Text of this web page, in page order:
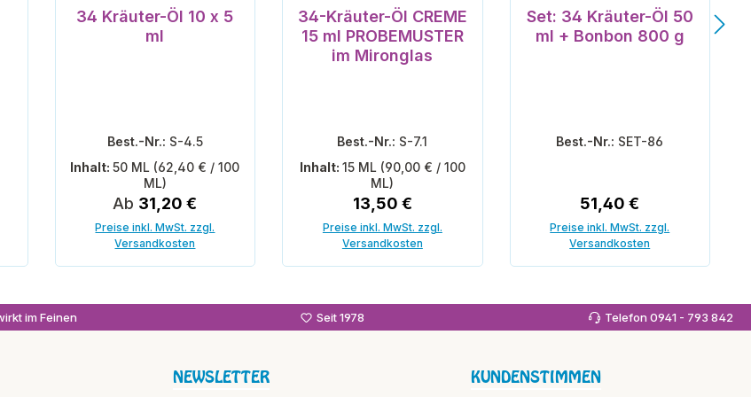
Durchschnittliche Bewertung von 5 von 5 Sternen
34 Kräuter-Öl 10 x 5
ml
Best.-Nr.: S-4.5
Inhalt:50 ML (62,40 € / 100
ML)
Regulärer Preis:
Ab 31,20 €
Preise inkl. MwSt. zzgl.
Versandkosten
34-Kräuter-Öl CREME
15 ml PROBEMUSTER
im Mironglas
Best.-Nr.: S-7.1
Inhalt: 15 ML (90,00 € / 100
ML)
Regulärer Preis:
13,50 €
Preise inkl. MwSt. zzgl.
Versandkosten
Durchschnittliche Bewertung
Set: 34 Kräuter-Öl 50
ml + Bonbon 800 g
Best.-Nr.: SET-86
Regulärer Preis:
51,40 €
Preise inkl. MwSt. zzgl.
Versandkosten
im Feinen Seit 1978 Telefon 0941 - 793 842
NEWSLETTER KUNDENSTIMMEN